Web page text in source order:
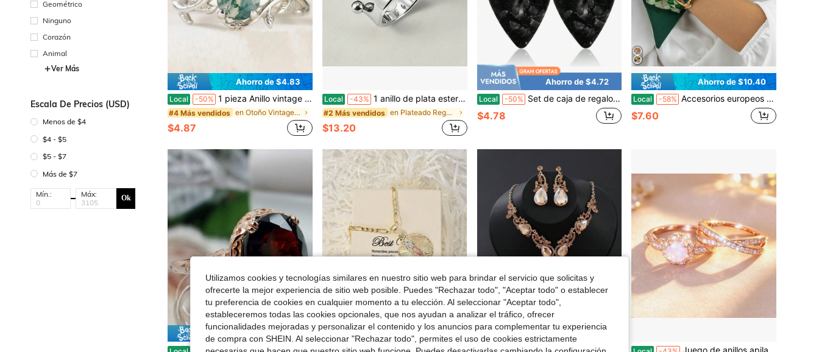
Geométrico
Ninguno
Corazón
Animal
Ver Más
Escala De Precios (USD)
Menos de $4
$4 - $5
$5 - $7
Más de $7
Mín.: Máx: Ok
Ahorro de $4.83
Local -50% 1 pieza Anillo vintage para mujer con piedra central redonda de inclusión de musgo verde, anillo solitario de declaración, joyería para aniversario y boda, regalo para ella
#4 Más vendidos en Otoño Vintage Regalos de joyería para mujer
$4.87
Local -43% 1 anillo de plata esterlina con corona hueca, minimalista, liso, con cinco bolas, ideal como regalo para mujeres y niñas.
#2 Más vendidos en Plateado Regalos de joyería para mujer
$13.20
Ahorro de $4.72
Local -50% Set de caja de regalo con pendientes de púa de guitarra, accesorios de música rock, pendientes de guitarra, regalos negros Y2k para mujeres y hombres, artículos para amantes de la música,
$4.78
Ahorro de $10.40
Local -58% Accesorios europeos y americanos: Nuevo brazalete abierto de cinta de tela hueca con estampado de leopardo, brazalete geométrico retro francés para mujeres
$7.60
Ahorro de $5.06 Ahorro de $1.20
Jade Honor
Ahorro de $29.59
Utilizamos cookies y tecnologías similares en nuestro sitio web para brindar el servicio que solicitas y
ofrecerte la mejor experiencia de sitio web posible. Puedes "Rechazar todo", "Aceptar todo" o establecer
tu preferencia de cookies en cualquier momento a tu elección. Al seleccionar "Aceptar todo",
estableceremos todas las cookies opcionales, que nos ayudan a analizar el tráfico, ofrecer
funcionalidades mejoradas y personalizar el contenido y los anuncios para complementar tu experiencia
de compra con SHEIN. Al seleccionar "Rechazar todo", permites el uso de cookies estrictamente